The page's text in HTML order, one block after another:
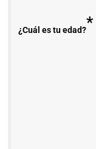
¿Cuál es tu edad?*